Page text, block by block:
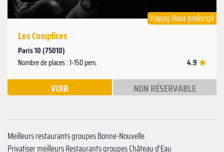
Happy Hour prolongé
Les Complices
Paris 10 (75010)
Nombre de places : 1-150 pers. 4.9
VOIR NON RÉSERVABLE
Meilleurs restaurants groupes Bonne-Nouvelle
Privatiser meilleurs Restaurants groupes Château d'Eau